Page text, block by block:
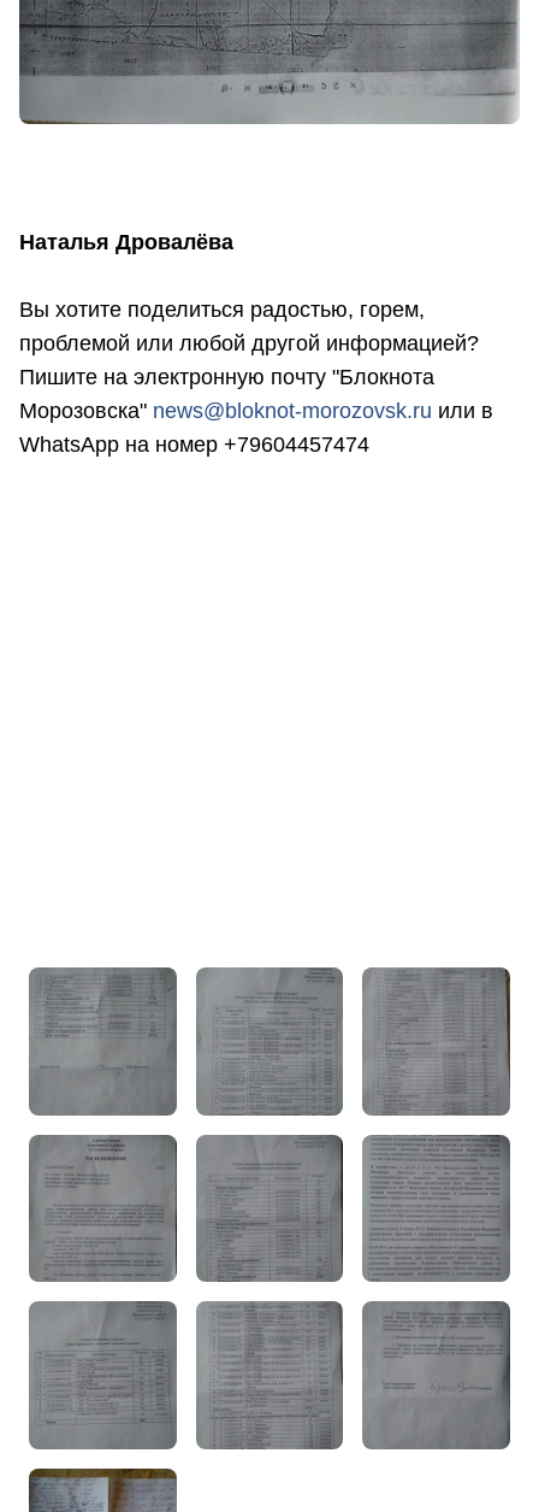
Наталья Дровалёва
Вы хотите поделиться радостью, горем,
проблемой или любой другой информацией?
Пишите на электронную почту "Блокнота
Морозовска" news@bloknot-morozovsk.ru или в
WhatsApp на номер +79604457474